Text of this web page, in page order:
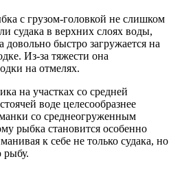
с грузом-головкой не слишком
судака в верхних слоях воды,
довольно быстро загружается на
Из-за тяжести она
на отмелях.
на участках со средней
воде целесообразнее
со среднеогруженным
рыбка становится особенно
к себе не только судака, но